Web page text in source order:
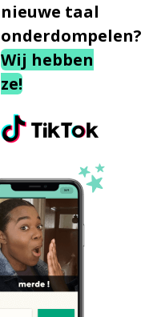
nieuwe taal
onderdompelen?
Wij hebben
ze!